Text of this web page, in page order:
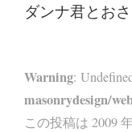
ダンナ君とおさ
Warning:
masonrydesign/
この投稿は 2009